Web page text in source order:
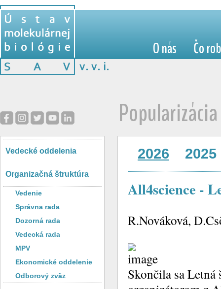
O nás Čo
Vedecké oddelenia
Organizačná štruktúra
Vedenie
Správna rada
Dozorná rada
Vedecká rada
MPV
Ekonomické oddelenie
Odborový zväz
2026 2025
All4science -
R.Nováková,
Skončila sa